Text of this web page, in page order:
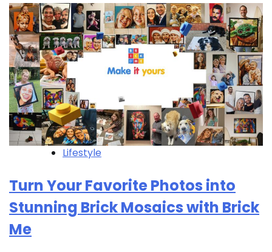
Lifestyle
Turn Your Favorite Photos into
Stunning Brick Mosaics with Brick
Me